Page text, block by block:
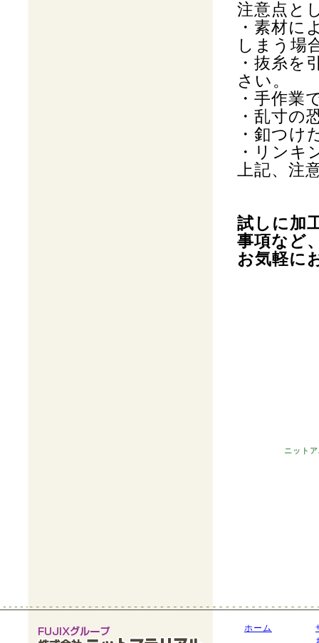
注意点と
・素材に
しまう場
・抜糸を
さい。
・手作業
・乱寸の
・釦つけ
・リンキ
上記、注
試しに加
事項など
お気軽に
ニット
ホーム